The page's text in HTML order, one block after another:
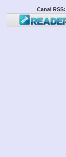
Canal RSS: